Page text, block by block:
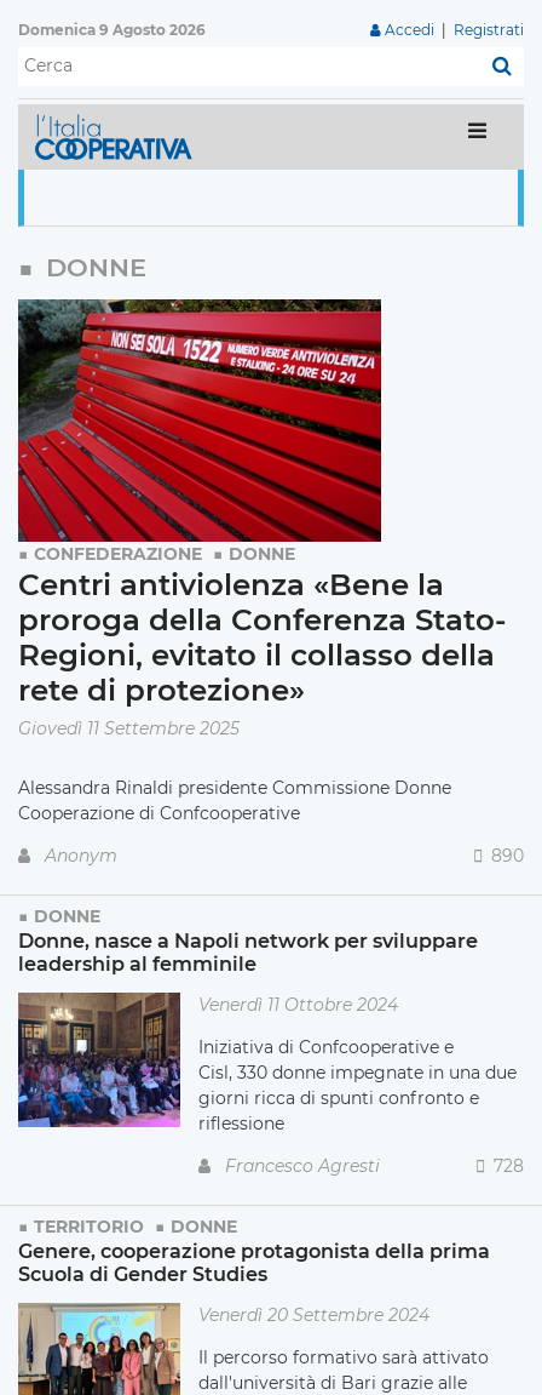
Domenica 9 Agosto 2026 Accedi Registrati
DONNE
CONFEDERAZIONE DONNE
Centri antiviolenza «Bene la
proroga della Conferenza Stato-
Regioni, evitato il collasso della
rete di protezione»
Giovedì 11 Settembre 2025
Alessandra Rinaldi presidente Commissione Donne
Cooperazione di Confcooperative
Anonym
890
DONNE
Donne, nasce a Napoli network per sviluppare
leadership al femminile
Venerdì 11 Ottobre 2024
Iniziativa di Confcooperative e
Cisl, 330 donne impegnate in una due
giorni ricca di spunti confronto e
riflessione
Francesco Agresti
728
TERRITORIO DONNE
Genere, cooperazione protagonista della prima
Scuola di Gender Studies
Venerdì 20 Settembre 2024
Il percorso formativo sarà attivato
dall'università di Bari grazie alle